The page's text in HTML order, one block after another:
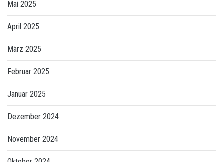
Mai 2025
April 2025
März 2025
Februar 2025
Januar 2025
Dezember 2024
November 2024